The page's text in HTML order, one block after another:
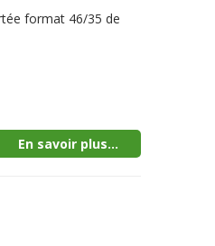
format 46/35 de
En savoir plus...